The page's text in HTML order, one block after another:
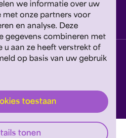
we informatie over uw
met onze partners voor
en analyse. Deze
gegevens combineren met
u aan ze heeft verstrekt of
op basis van uw gebruik
toestaan
tonen
cookies wijzigen
© philzuid